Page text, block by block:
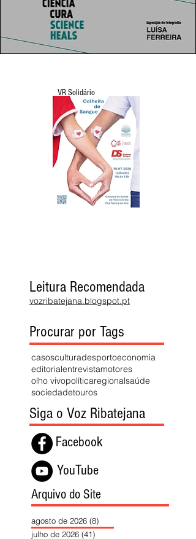
VR Solidário
Leitura Recomendada
vozribatejana.blogspot.pt
Procurar por Tags
casosculturadesportoeconomia
editorialentrevistamotores
olho vivopolíticaregionalsaúde
sociedadetouros
Siga o Voz Ribatejana
Facebook
YouTube
Arquivo do Site
agosto de 2026 (8)
julho de 2026 (41)